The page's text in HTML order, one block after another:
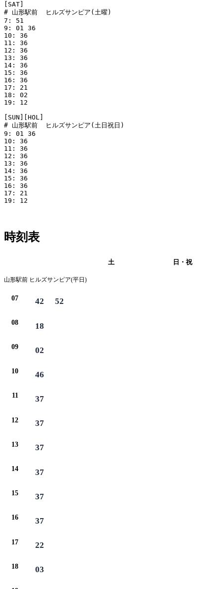
[SAT]
# 山形駅前  ヒルズサンピア(土曜)
7: 51
9: 01 36
10: 36
11: 36
12: 36
13: 36
14: 36
15: 36
16: 36
17: 21
18: 02
19: 12
[SUN][HOL]
# 山形駅前  ヒルズサンピア(土日祝日)
9: 01 36
10: 36
11: 36
12: 36
13: 36
14: 36
15: 36
16: 36
17: 21
19: 12
時刻表
土 日・祝
山形駅前 ヒルズサンピア(平日)
07 42 52
08 18
09 02
10 46
11 37
12 37
13 37
14 37
15 37
16 37
17 22
18 03